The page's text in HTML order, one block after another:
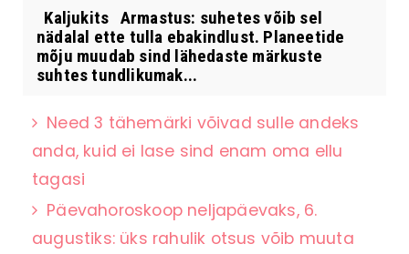
Kaljukits Armastus: suhetes võib sel
nädalal ette tulla ebakindlust. Planeetide
mõju muudab sind lähedaste märkuste
suhtes tundlikumak...
Need 3 tähemärki võivad sulle andeks
anda, kuid ei lase sind enam oma ellu
tagasi
Päevahoroskoop neljapäevaks, 6.
augustiks: üks rahulik otsus võib muuta